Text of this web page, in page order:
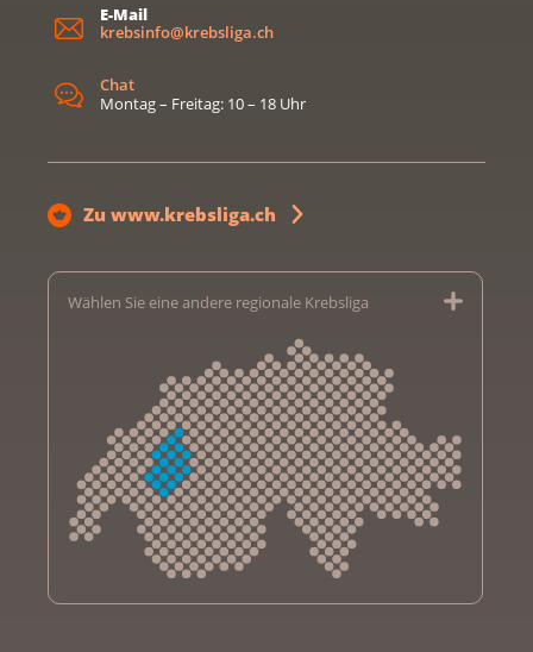
E-Mail
krebsinfo@krebsliga.ch
Chat
Montag – Freitag: 10 – 18 Uhr
Zu www.krebsliga.ch
Wählen Sie eine andere regionale Krebsliga